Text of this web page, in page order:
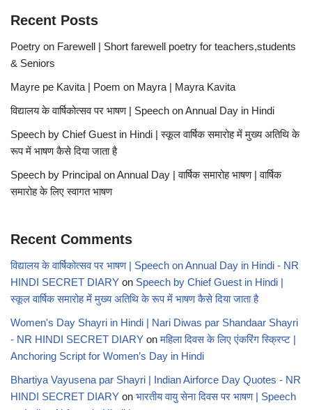
Recent Posts
Poetry on Farewell | Short farewell poetry for teachers,students
& Seniors
Mayre pe Kavita | Poem on Mayra | Mayra Kavita
विद्यालय के वार्षिकोत्सव पर भाषण | Speech on Annual Day in Hindi
Speech by Chief Guest in Hindi | स्कूल वार्षिक समारोह में मुख्य अतिथि के
रूप में भाषण कैसे दिया जाता है
Speech by Principal on Annual Day | वार्षिक समारोह भाषण | वार्षिक
समारोह के लिए स्वागत भाषण
Recent Comments
विद्यालय के वार्षिकोत्सव पर भाषण | Speech on Annual Day in Hindi - NR
HINDI SECRET DIARY on Speech by Chief Guest in Hindi |
स्कूल वार्षिक समारोह में मुख्य अतिथि के रूप में भाषण कैसे दिया जाता है
Women's Day Shayri in Hindi | Nari Diwas par Shandaar Shayri
- NR HINDI SECRET DIARY onमहिला दिवस के लिए एंकरिंग स्क्रिप्ट |
Anchoring Script for Women’s Day in Hindi
Bhartiya Vayusena par Shayri | Indian Airforce Day Quotes - NR
HINDI SECRET DIARY on भारतीय वायु सेना दिवस पर भाषण | Speech